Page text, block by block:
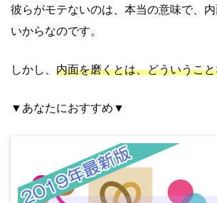
彼らがモテないのは、本当の意味で、
いからなのです。
しかし、 内面を磨くとは、どういうこ
▼あなたにおすすめ▼